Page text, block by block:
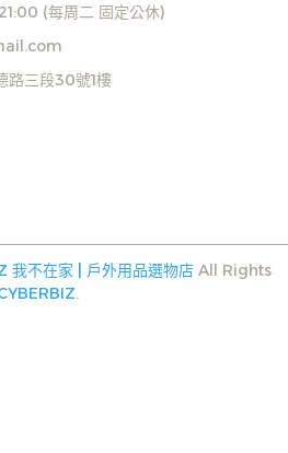
(每周二 固定公休)
路三段30號1樓
我不在家 | 戶外用品選物店 All Rights